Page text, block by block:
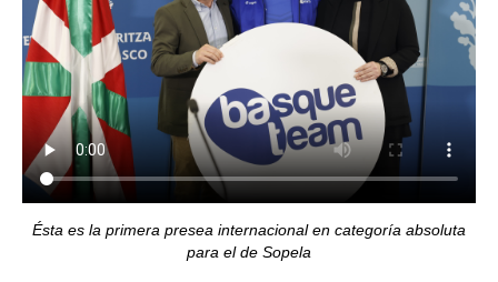
Ésta es la primera presea internacional en categoría absoluta
para el de Sopela